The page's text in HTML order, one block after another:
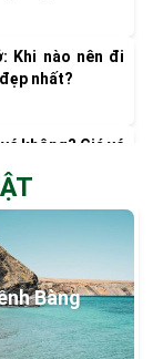
Khi nào nên đi
nhất?
không? Giá vé
Top 9 trải
đẹp bình yên
Bàng